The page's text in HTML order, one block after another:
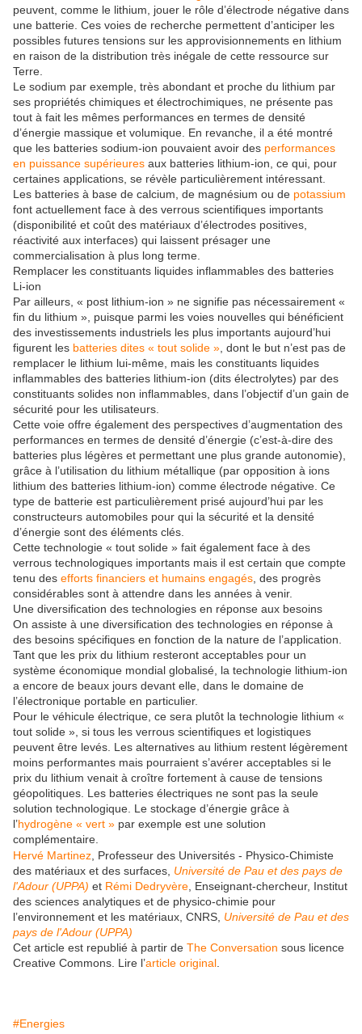
peuvent, comme le lithium, jouer le rôle d’électrode négative dans
une batterie. Ces voies de recherche permettent d’anticiper les
possibles futures tensions sur les approvisionnements en lithium
en raison de la distribution très inégale de cette ressource sur
Terre.
Le sodium par exemple, très abondant et proche du lithium par
ses propriétés chimiques et électrochimiques, ne présente pas
tout à fait les mêmes performances en termes de densité
d’énergie massique et volumique. En revanche, il a été montré
que les batteries sodium-ion pouvaient avoir des performances
en puissance supérieures aux batteries lithium-ion, ce qui, pour
certaines applications, se révèle particulièrement intéressant.
Les batteries à base de calcium, de magnésium ou de potassium
font actuellement face à des verrous scientifiques importants
(disponibilité et coût des matériaux d’électrodes positives,
réactivité aux interfaces) qui laissent présager une
commercialisation à plus long terme.
Remplacer les constituants liquides inflammables des batteries
Li-ion
Par ailleurs, « post lithium-ion » ne signifie pas nécessairement «
fin du lithium », puisque parmi les voies nouvelles qui bénéficient
des investissements industriels les plus importants aujourd’hui
figurent les batteries dites « tout solide » , dont le but n’est pas de
remplacer le lithium lui-même, mais les constituants liquides
inflammables des batteries lithium-ion (dits électrolytes) par des
constituants solides non inflammables, dans l’objectif d’un gain de
sécurité pour les utilisateurs.
Cette voie offre également des perspectives d’augmentation des
performances en termes de densité d’énergie (c’est-à-dire des
batteries plus légères et permettant une plus grande autonomie),
grâce à l’utilisation du lithium métallique (par opposition à ions
lithium des batteries lithium-ion) comme électrode négative. Ce
type de batterie est particulièrement prisé aujourd’hui par les
constructeurs automobiles pour qui la sécurité et la densité
d’énergie sont des éléments clés.
Cette technologie « tout solide » fait également face à des
verrous technologiques importants mais il est certain que compte
tenu des efforts financiers et humains engagés , des progrès
considérables sont à attendre dans les années à venir.
Une diversification des technologies en réponse aux besoins
On assiste à une diversification des technologies en réponse à
des besoins spécifiques en fonction de la nature de l’application.
Tant que les prix du lithium resteront acceptables pour un
système économique mondial globalisé, la technologie lithium-ion
a encore de beaux jours devant elle, dans le domaine de
l’électronique portable en particulier.
Pour le véhicule électrique, ce sera plutôt la technologie lithium «
tout solide », si tous les verrous scientifiques et logistiques
peuvent être levés. Les alternatives au lithium restent légèrement
moins performantes mais pourraient s’avérer acceptables si le
prix du lithium venait à croître fortement à cause de tensions
géopolitiques. Les batteries électriques ne sont pas la seule
solution technologique. Le stockage d’énergie grâce à
l’hydrogène « vert » par exemple est une solution
complémentaire.
Hervé Martinez , Professeur des Universités - Physico-Chimiste
des matériaux et des surfaces, Université de Pau et des pays de
l'Adour (UPPA) et Rémi Dedryvère , Enseignant-chercheur, Institut
des sciences analytiques et de physico-chimie pour
l’environnement et les matériaux, CNRS, Université de Pau et des
pays de l'Adour (UPPA)
Cet article est republié à partir de The Conversation sous licence
Creative Commons. Lire l’article original
#Energies